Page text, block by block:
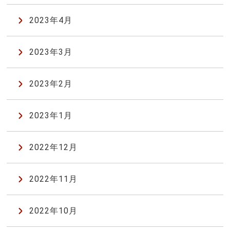
2023年4月
2023年3月
2023年2月
2023年1月
2022年12月
2022年11月
2022年10月